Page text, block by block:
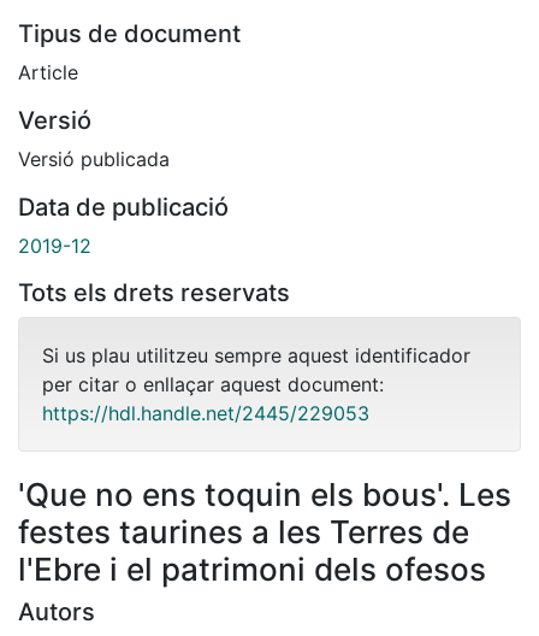
Tipus de document
Article
Versió
Versió publicada
Data de publicació
2019-12
Tots els drets reservats
Si us plau utilitzeu sempre aquest identificador
per citar o enllaçar aquest document:
https://hdl.handle.net/2445/229053
'Que no ens toquin els bous'. Les
festes taurines a les Terres de
l'Ebre i el patrimoni dels ofesos
Autors